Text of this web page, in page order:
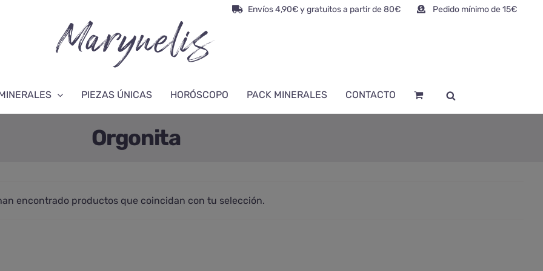
Envíos 4,90€ y gratuitos a partir de 80€ Pedido mínimo de 15€
PIEZAS ÚNICAS HORÓSCOPO PACK MINERALES CONTACTO
Orgonita
encontrado productos que coincidan con tu selección.